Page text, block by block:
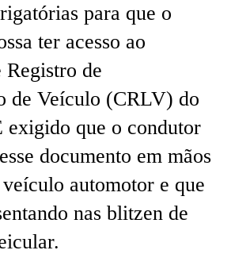
para que o
ter acesso ao
de
de Veículo (CRLV) do
exigido que o condutor
documento em mãos
automotor e que
nas blitzen de